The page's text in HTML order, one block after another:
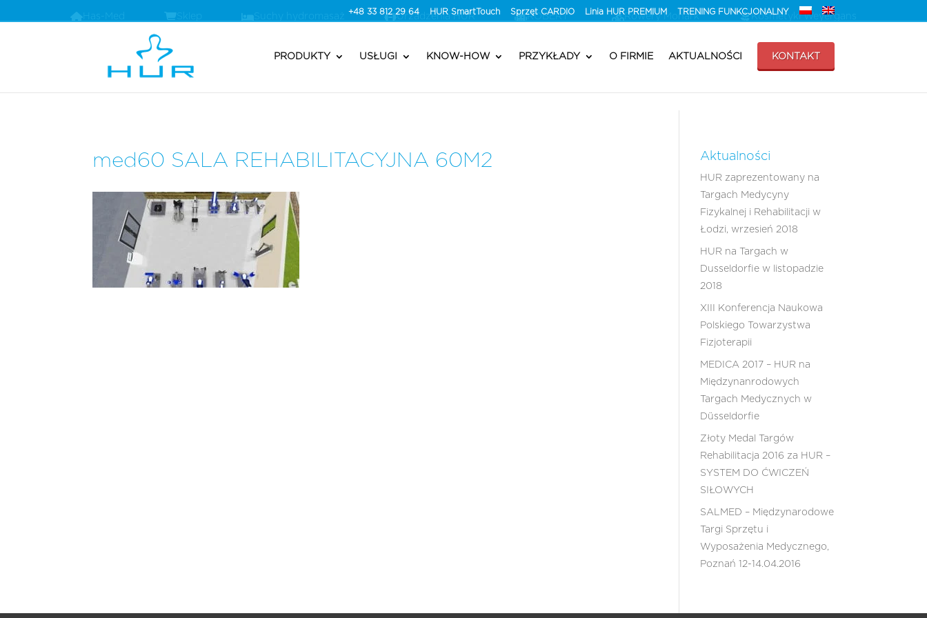
Has-Med Sklep Suchy hydromasaż Urzadzenia HUR ROBERT® Rowery Monark Kosmetyki Weyergans
+48 33 812 29 64 HUR SmartTouch Sprzęt CARDIO Linia HUR PREMIUM TRENING FUNKCJONALNY
PRODUKTY USŁUGI KNOW-HOW PRZYKŁADY O FIRMIE AKTUALNOŚCI KONTAKT
med60 SALA REHABILITACYJNA 60M2 Aktualności
HUR zaprezentowany na
Targach Medycyny
Fizykalnej i Rehabilitacji w
Łodzi, wrzesień 2018
HUR na Targach w
Dusseldorfie w listopadzie
2018
XIII Konferencja Naukowa
Polskiego Towarzystwa
Fizjoterapii
MEDICA 2017 – HUR na
Międzynanrodowych
Targach Medycznych w
Düsseldorfie
Złoty Medal Targów
Rehabilitacja 2016 za HUR –
SYSTEM DO ĆWICZEŃ
SIŁOWYCH
SALMED – Międzynarodowe
Targi Sprzętu i
Wyposażenia Medycznego,
Poznań 12-14.04.2016